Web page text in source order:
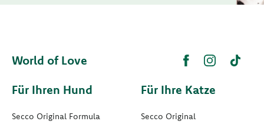
World of Love
Für Ihren Hund
Secco Original Formula
Für Ihre Katze
Secco Original